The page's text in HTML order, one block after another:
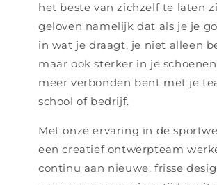
het beste van zichzelf te laten
geloven namelijk dat als je je
in wat je draagt, je niet alleen
maar ook sterker in je
meer verbonden bent met je
school of bedrijf.
Met onze ervaring in de
een creatief ontwerpteam
continu aan nieuwe, frisse